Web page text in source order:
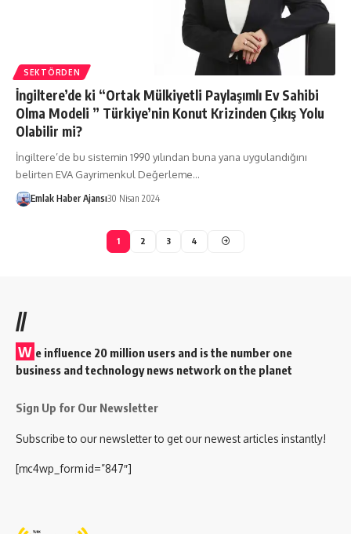
SEKTÖRDEN
İngiltere’de ki “Ortak Mülkiyetli Paylaşımlı Ev Sahibi
Olma Modeli ” Türkiye’nin Konut Krizinden Çıkış Yolu
Olabilir mi?
İngiltere’de bu sistemin 1990 yılından buna yana uygulandığını
belirten EVA Gayrimenkul Değerleme…
Emlak Haber Ajansı30 Nisan 2024
1 2 3 4
//
W e influence 20 million users and is the number one
business and technology news network on the planet
Sign Up for Our Newsletter
Subscribe to our newsletter to get our newest articles instantly!
[mc4wp_form id=”847″]